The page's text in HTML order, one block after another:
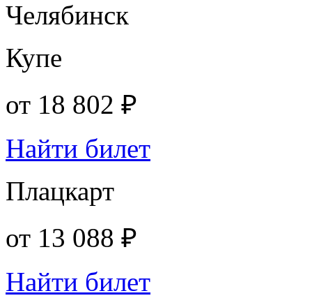
Челябинск
Купе
от 18 802 ₽
Найти билет
Плацкарт
от 13 088 ₽
Найти билет